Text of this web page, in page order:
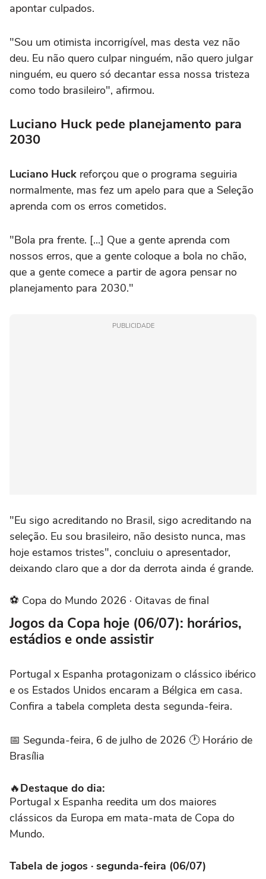
apontar culpados.
"Sou um otimista incorrigível, mas desta vez não
deu. Eu não quero culpar ninguém, não quero julgar
ninguém, eu quero só decantar essa nossa tristeza
como todo brasileiro", afirmou.
Luciano Huck pede planejamento para
2030
Luciano Huck reforçou que o programa seguiria
normalmente, mas fez um apelo para que a Seleção
aprenda com os erros cometidos.
"Bola pra frente. [...] Que a gente aprenda com
nossos erros, que a gente coloque a bola no chão,
que a gente comece a partir de agora pensar no
planejamento para 2030."
PUBLICIDADE
"Eu sigo acreditando no Brasil, sigo acreditando na
seleção. Eu sou brasileiro, não desisto nunca, mas
hoje estamos tristes", concluiu o apresentador,
deixando claro que a dor da derrota ainda é grande.
⚽ Copa do Mundo 2026 · Oitavas de final
Jogos da Copa hoje (06/07): horários,
estádios e onde assistir
Portugal x Espanha protagonizam o clássico ibérico
e os Estados Unidos encaram a Bélgica em casa.
Confira a tabela completa desta segunda-feira.
📅 Segunda-feira, 6 de julho de 2026 🕐 Horário de
Brasília
🔥Destaque do dia:
Portugal x Espanha reedita um dos maiores
clássicos da Europa em mata-mata de Copa do
Mundo.
Tabela de jogos · segunda-feira (06/07)